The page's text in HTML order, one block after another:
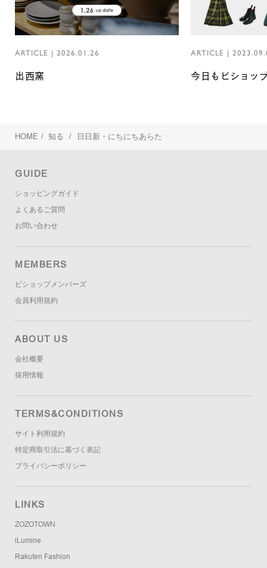
ARTICLE | 2026.01.26
出西窯
ARTICLE |
今日もビショッ
HOME / 知る / 日日新・にちにちあらた
GUIDE
ショッピングガイド
よくあるご質問
お問い合わせ
MEMBERS
ビショップメンバーズ
会員利用規約
ABOUT US
会社概要
採用情報
TERMS&CONDITIONS
サイト利用規約
特定商取引法に基づく表記
プライバシーポリシー
LINKS
ZOZOTOWN
iLumine
Rakuten Fashion